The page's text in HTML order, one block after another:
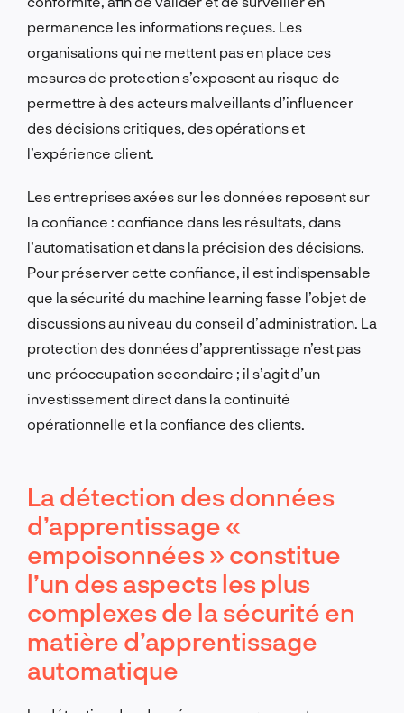
permanence les informations reçues. Les
organisations qui ne mettent pas en place ces
mesures de protection s’exposent au risque de
permettre à des acteurs malveillants d’influencer
des décisions critiques, des opérations et
l’expérience client.
Les entreprises axées sur les données reposent sur
la confiance : confiance dans les résultats, dans
l’automatisation et dans la précision des décisions.
Pour préserver cette confiance, il est indispensable
que la sécurité du machine learning fasse l’objet de
discussions au niveau du conseil d’administration. La
protection des données d’apprentissage n’est pas
une préoccupation secondaire ; il s’agit d’un
investissement direct dans la continuité
opérationnelle et la confiance des clients.
La détection des données
d’apprentissage «
empoisonnées » constitue
l’un des aspects les plus
complexes de la sécurité en
matière d’apprentissage
automatique